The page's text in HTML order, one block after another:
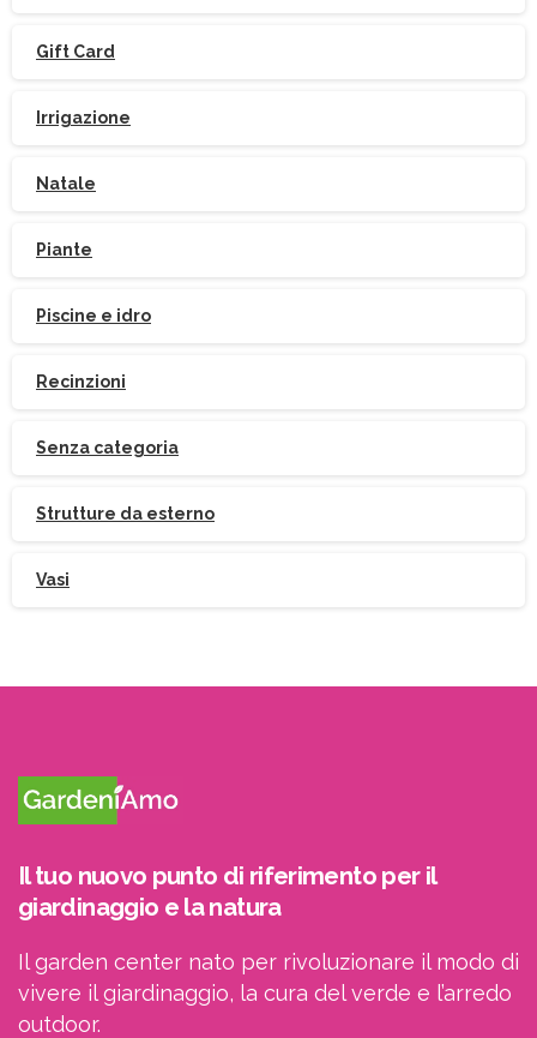
Gift Card
Irrigazione
Natale
Piante
Piscine e idro
Recinzioni
Senza categoria
Strutture da esterno
Vasi
Il tuo nuovo punto di riferimento per il
giardinaggio e la natura
Il garden center nato per rivoluzionare il modo di
vivere il giardinaggio, la cura del verde e l’arredo
outdoor.
Indirizzo email:
Accetto le condizioni generali di utilizzo e di